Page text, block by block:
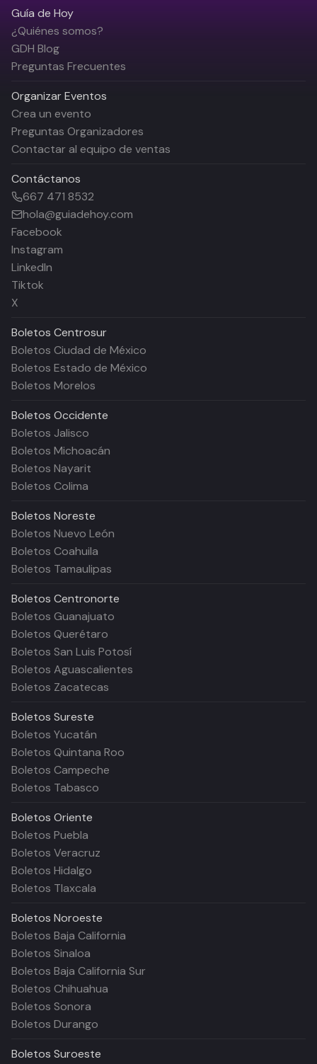
Guía de Hoy
¿Quiénes somos?
GDH Blog
Preguntas Frecuentes
Organizar Eventos
Crea un evento
Preguntas Organizadores
Contactar al equipo de ventas
Contáctanos
667 471 8532
hola@guiadehoy.com
Facebook
Instagram
LinkedIn
Tiktok
X
Boletos Centrosur
Boletos Ciudad de México
Boletos Estado de México
Boletos Morelos
Boletos Occidente
Boletos Jalisco
Boletos Michoacán
Boletos Nayarit
Boletos Colima
Boletos Noreste
Boletos Nuevo León
Boletos Coahuila
Boletos Tamaulipas
Boletos Centronorte
Boletos Guanajuato
Boletos Querétaro
Boletos San Luis Potosí
Boletos Aguascalientes
Boletos Zacatecas
Boletos Sureste
Boletos Yucatán
Boletos Quintana Roo
Boletos Campeche
Boletos Tabasco
Boletos Oriente
Boletos Puebla
Boletos Veracruz
Boletos Hidalgo
Boletos Tlaxcala
Boletos Noroeste
Boletos Baja California
Boletos Sinaloa
Boletos Baja California Sur
Boletos Chihuahua
Boletos Sonora
Boletos Durango
Boletos Suroeste